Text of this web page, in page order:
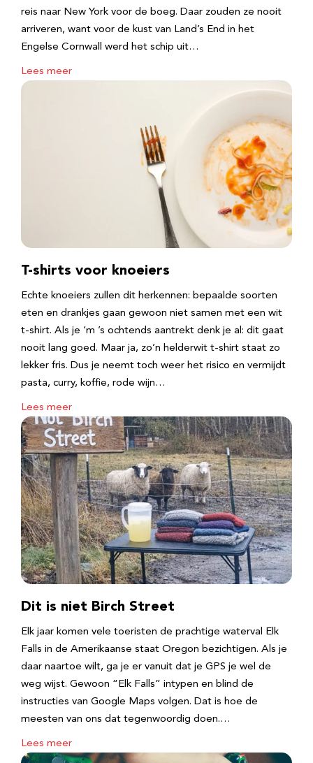
reis naar New York voor de boeg. Daar zouden ze nooit
arriveren, want voor de kust van Land’s End in het
Engelse Cornwall werd het schip uit…
Lees meer
T-shirts voor knoeiers
Echte knoeiers zullen dit herkennen: bepaalde soorten
eten en drankjes gaan gewoon niet samen met een wit
t-shirt. Als je ‘m ’s ochtends aantrekt denk je al: dit gaat
nooit lang goed. Maar ja, zo’n helderwit t-shirt staat zo
lekker fris. Dus je neemt toch weer het risico en vermijdt
pasta, curry, koffie, rode wijn…
Lees meer
Dit is niet Birch Street
Elk jaar komen vele toeristen de prachtige waterval Elk
Falls in de Amerikaanse staat Oregon bezichtigen. Als je
daar naartoe wilt, ga je er vanuit dat je GPS je wel de
weg wijst. Gewoon “Elk Falls” intypen en blind de
instructies van Google Maps volgen. Dat is hoe de
meesten van ons dat tegenwoordig doen.…
Lees meer